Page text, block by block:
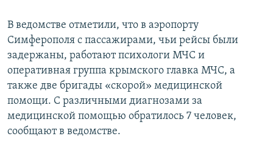
В ведомстве отметили, что в аэропорту
Симферополя с пассажирами, чьи рейсы были
задержаны, работают психологи МЧС и
оперативная группа крымского главка МЧС, а
также две бригады «скорой» медицинской
помощи. С различными диагнозами за
медицинской помощью обратилось 7 человек,
сообщают в ведомстве.